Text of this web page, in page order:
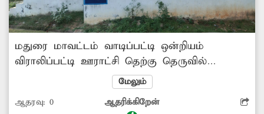
மதுரை மாவட்டம் வாடிப்பட்டி ஒன்றியம்
விராலிப்பட்டி ஊராட்சி தெற்கு தெருவில்
அமைந்து உள்ள சுகதார வளாகத்தில் உள்ள
கழிவு நீர் தொட்டி அடிக்கடி நிரம்பி கழிவு நீர்
வெளியேறி வருகிறது. இதனால் அருகில்
மேலும்
ஆதரவு: 0 ஆதரிக்கிறேன்